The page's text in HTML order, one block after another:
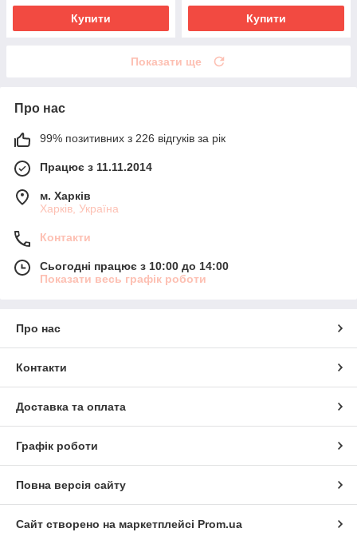
Купити Купити
Показати ще
Про нас
99% позитивних з 226 відгуків за рік
Працює з 11.11.2014
м. Харків
Харків, Україна
Контакти
Сьогодні працює з 10:00 до 14:00
Показати весь графік роботи
Про нас
Контакти
Доставка та оплата
Графік роботи
Повна версія сайту
Сайт створено на маркетплейсі Prom.ua